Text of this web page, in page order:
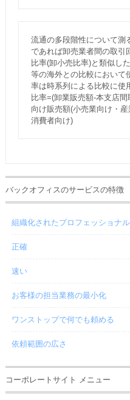
流通の多段階性について測
であれば卸売業者間の取引
比率(卸小売比率)と類似し
等の海外との比較において
率は時系列による比較に使
比率=(卸業販売額-本支店
向け販売額(小売業向け・
消費者向け)
バックオフィスのサービスの特徴
組織化されたプロフェッショナル
正確
速い
お客様の担当業務の最小化
ワンストップで何でも頼める
依頼範囲の広さ
コーポレートサイト メニュー